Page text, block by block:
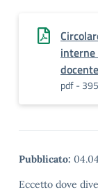
pdf -
Pubblicato:
Eccetto dove